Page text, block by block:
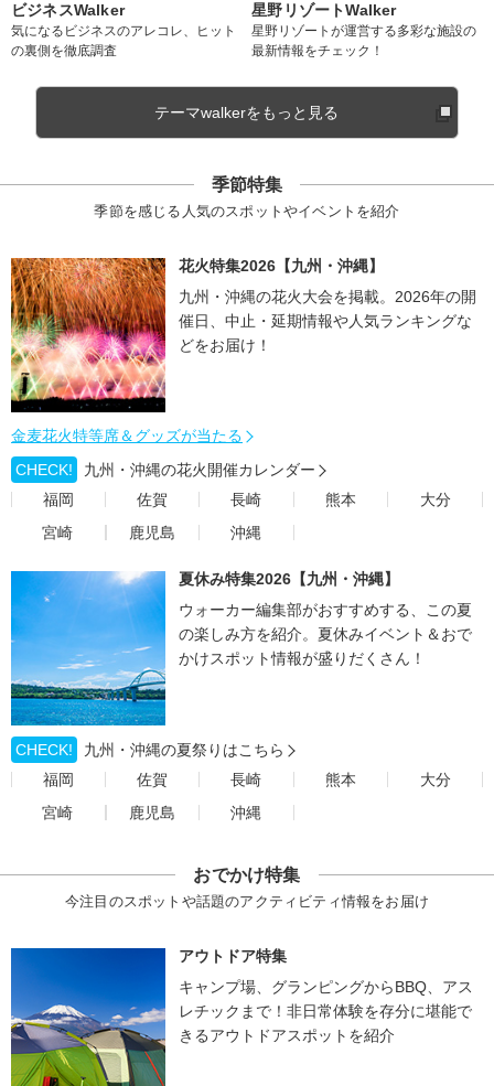
ビジネスWalker
気になるビジネスのアレコレ、ヒット
の裏側を徹底調査
星野リゾートWalker
星野リゾートが運営する多彩な施設の
最新情報をチェック！
テーマwalkerをもっと見る
季節特集
季節を感じる人気のスポットやイベントを紹介
花火特集2026【九州・沖縄】
九州・沖縄の花火大会を掲載。2026年の開
催日、中止・延期情報や人気ランキングな
どをお届け！
金麦花火特等席＆グッズが当たる
CHECK!
九州・沖縄の花火開催カレンダー
福岡
佐賀 長崎 熊本
大分
宮崎
鹿児島 沖縄
夏休み特集2026【九州・沖縄】
ウォーカー編集部がおすすめする、この夏
の楽しみ方を紹介。夏休みイベント＆おで
かけスポット情報が盛りだくさん！
CHECK!
九州・沖縄の夏祭りはこちら
福岡
佐賀 長崎 熊本
大分
宮崎
鹿児島 沖縄
おでかけ特集
今注目のスポットや話題のアクティビティ情報をお届け
アウトドア特集
キャンプ場、グランピングからBBQ、アス
レチックまで！非日常体験を存分に堪能で
きるアウトドアスポットを紹介